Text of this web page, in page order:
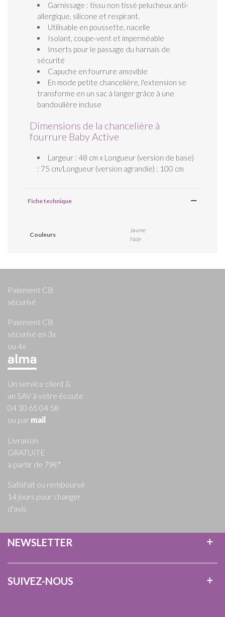
Garnissage : tissu non tissé pelucheux anti-
allergique, silicone et respirant.
Utilisable en poussette, nacelle
Isolant, coupe-vent et imperméable
Inserts pour le passage du harnais de
sécurité
Capuche en fourrure amovible
En mode petite chancelière, l'extension se
transforme en un sac à langer grâce à une
bandoulière incluse
Dimensions de la chancelière à
fourrure Baby Active
Largeur : 48 cm x Longueur (version de base)
: 75 cm/Longueur (version agrandie) : 100 cm
Fiche technique
Couleurs
Jaune
Noir
Paiement CB
sécurisé
Paiement CB
sécurisé en 3x
ou 4x
Un service client &
un SAV à votre écoute
04 30 65 04 58
ou par mail
Livraison
GRATUITE
à partir de 79€*
Satisfait ou remboursé
14 jours pour changer
d'avis
NEWSLETTER
SUIVEZ-NOUS